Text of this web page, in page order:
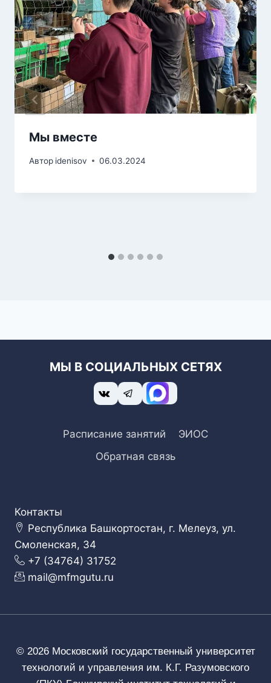
Мы вместе
Автор idenisov 06.03.2024
МЫ В СОЦИАЛЬНЫХ СЕТЯХ
Расписание занятий
ЭИОС
Обратная связь
Контакты
Республика Башкортостан, г. Мелеуз, ул.
Смоленская, 34
+7 (34764) 31752
mail@mfmgutu.ru
© 2026 Московский государственный университет
технологий и управления им. К.Г. Разумовского